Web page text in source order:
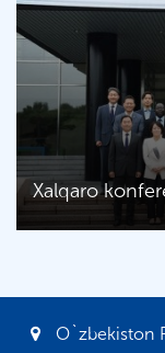
Xalqaro
O`zbekiston